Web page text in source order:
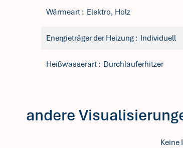
Wärmeart Elektro, Holz
Energieträger der Heizung Individuell
Heißwasserart Durchlauferhitzer
andere
Keine